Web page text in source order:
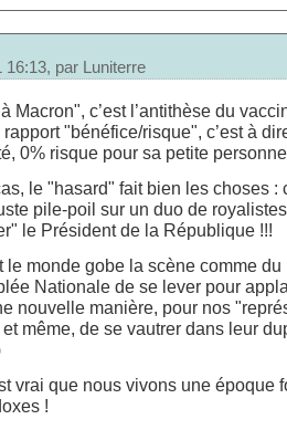
16:13, par Luniterre
Macron", c’est l’antithèse du
"bénéfice/risque", c’est à
0% risque pour sa petite
le "hasard" fait bien les choses :
pile-poil sur un duo de
le Président de la République !!!
le monde gobe la scène comme
Nationale de se lever pour
nouvelle manière, pour nos
même, de se vautrer dans leur
vrai que nous vivons une époque
!